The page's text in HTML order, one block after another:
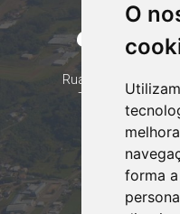
O
forma
Rua Tocantins 153
Telefone: (44)
07:30h às